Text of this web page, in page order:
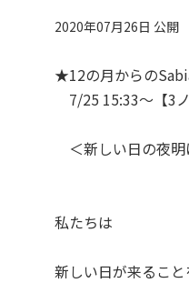
2020年07月26日 公開
★12の月からの
7/25 15:33～【3
＜新しい日の夜明
私たちは
新しい日が来るこ